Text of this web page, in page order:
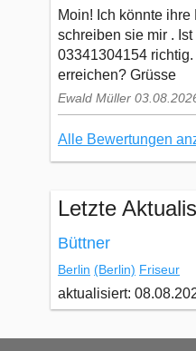
Moin! Ich könnte
schreiben sie mir .
03341304154
erreichen? Grüsse
Ewald Müller
Alle Bewertungen
Letzte
Büttner
Berlin (Berlin) Friseur
aktualisiert: